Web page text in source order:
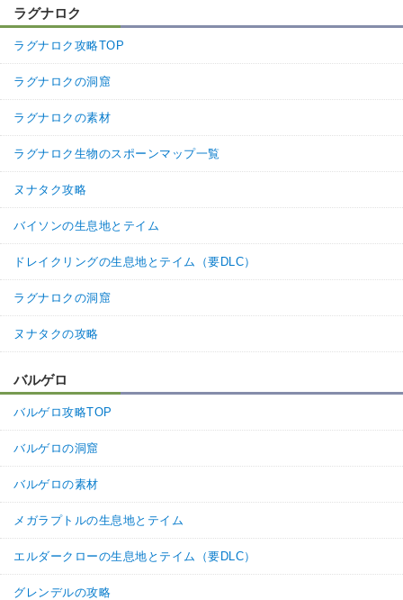
ラグナロク
ラグナロク攻略TOP
ラグナロクの洞窟
ラグナロクの素材
ラグナロク生物のスポーンマップ一覧
ヌナタク攻略
バイソンの生息地とテイム
ドレイクリングの生息地とテイム（要DLC）
ラグナロクの洞窟
ヌナタクの攻略
バルゲロ
バルゲロ攻略TOP
バルゲロの洞窟
バルゲロの素材
メガラプトルの生息地とテイム
エルダークローの生息地とテイム（要DLC）
グレンデルの攻略